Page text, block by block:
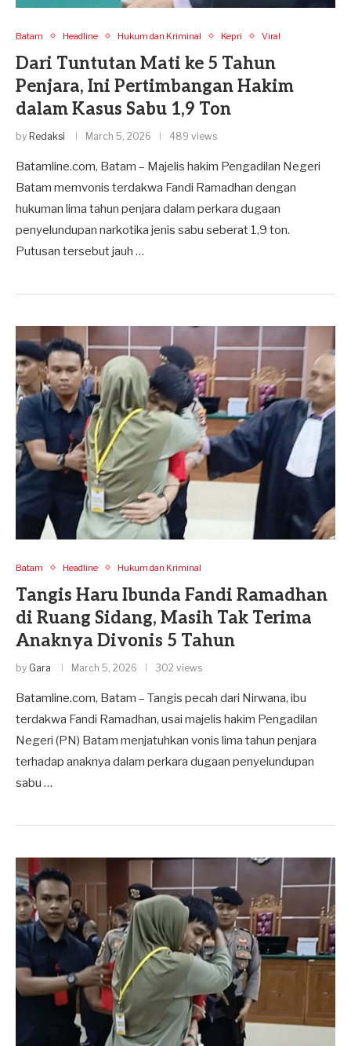
Batam Headline Hukum dan Kriminal Kepri Viral
Dari Tuntutan Mati ke 5 Tahun
Penjara, Ini Pertimbangan Hakim
dalam Kasus Sabu 1,9 Ton
by Redaksi March 5, 2026 489 views
Batamline.com, Batam – Majelis hakim Pengadilan Negeri
Batam memvonis terdakwa Fandi Ramadhan dengan
hukuman lima tahun penjara dalam perkara dugaan
penyelundupan narkotika jenis sabu seberat 1,9 ton.
Putusan tersebut jauh …
Batam Headline Hukum dan Kriminal
Tangis Haru Ibunda Fandi Ramadhan
di Ruang Sidang, Masih Tak Terima
Anaknya Divonis 5 Tahun
by Gara March 5, 2026 302 views
Batamline.com, Batam – Tangis pecah dari Nirwana, ibu
terdakwa Fandi Ramadhan, usai majelis hakim Pengadilan
Negeri (PN) Batam menjatuhkan vonis lima tahun penjara
terhadap anaknya dalam perkara dugaan penyelundupan
sabu …